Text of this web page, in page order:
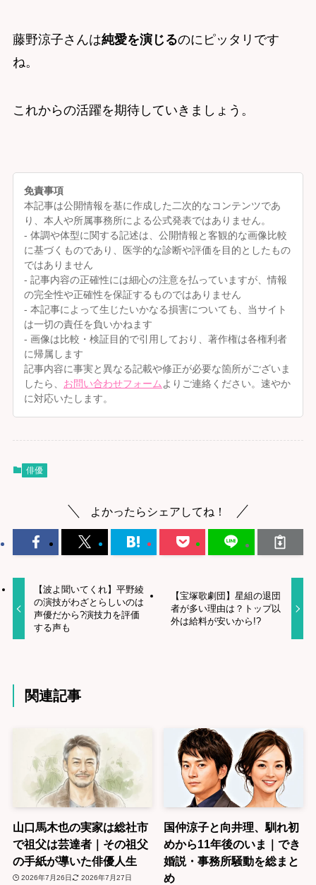
藤野涼子さんは純愛を演じるのにピッタリです
ね。
これからの活躍を期待していきましょう。
免責事項
本記事は公開情報を基に作成した二次的なコンテンツであ
り、本人や所属事務所による公式発表ではありません。
- 体調や体型に関する記述は、公開情報と客観的な画像比較
に基づくものであり、医学的な診断や評価を目的としたもの
ではありません
- 記事内容の正確性には細心の注意を払っていますが、情報
の完全性や正確性を保証するものではありません
- 本記事によって生じたいかなる損害についても、当サイト
は一切の責任を負いかねます
- 画像は比較・検証目的で引用しており、著作権は各権利者
に帰属します
記事内容に事実と異なる記載や修正が必要な箇所がございま
したら、 お問い合わせフォーム よりご連絡ください。速やか
に対応いたします。
俳優
よかったらシェアしてね！
【波よ聞いてくれ】平野綾
の演技がわざとらしいのは
声優だから?演技力を評価
する声も
【宝塚歌劇団】星組の退団
者が多い理由は？トップ以
外は給料が安いから!?
関連記事
山口馬木也の実家は総社市
で祖父は芸達者｜その祖父
の手紙が導いた俳優人生
2026年7月26日 2026年7月27日
国仲涼子と向井理、馴れ初
めから11年後のいま｜でき
婚説・事務所騒動を総まと
め